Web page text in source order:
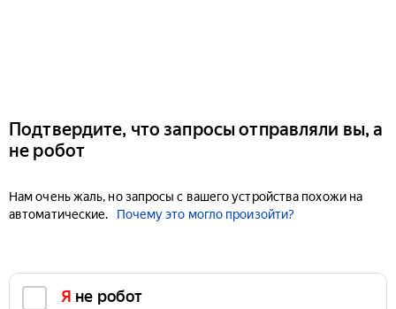
Подтвердите, что запросы отправляли вы, а
не робот
Нам очень жаль, но запросы с вашего устройства похожи на
автоматические.
Почему это могло произойти?
Я не робот